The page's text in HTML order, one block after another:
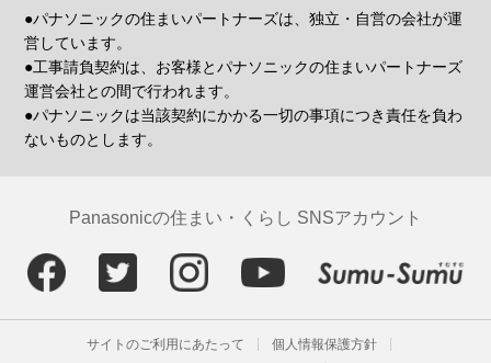
●パナソニックの住まいパートナーズは、独立・自営の会社が運
営しています。
●工事請負契約は、お客様とパナソニックの住まいパートナーズ
運営会社との間で行われます。
●パナソニックは当該契約にかかる一切の事項につき責任を負わ
ないものとします。
Panasonicの住まい・くらし SNSアカウント
サイトのご利用にあたって
個人情報保護方針